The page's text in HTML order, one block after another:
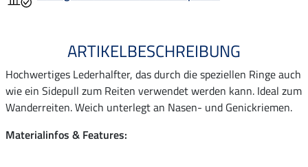
ARTIKELBESCHREIBUNG
Hochwertiges Lederhalfter, das durch die speziellen Ringe auch
wie ein Sidepull zum Reiten verwendet werden kann. Ideal zum
Wanderreiten. Weich unterlegt an Nasen- und Genickriemen.
Materialinfos & Features: